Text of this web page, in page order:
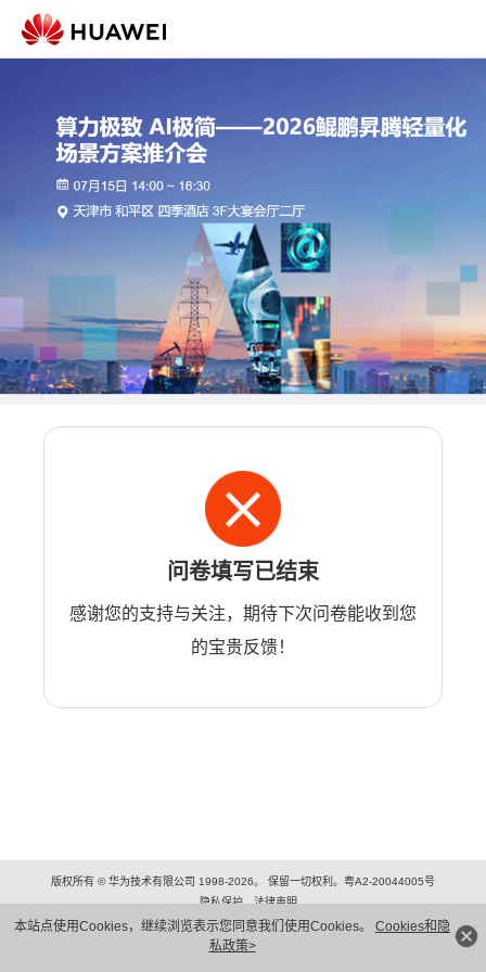
本站点使用Cookies，继续浏览表示您同意我们使用Cookies。 Cookies和隐
私政策>
问卷填写已结束
感谢您的支持与关注，期待下次问卷能收到您
的宝贵反馈！
版权所有 © 华为技术有限公司 1998-2026。 保留一切权利。粤A2-20044005号
隐私保护
法律声明